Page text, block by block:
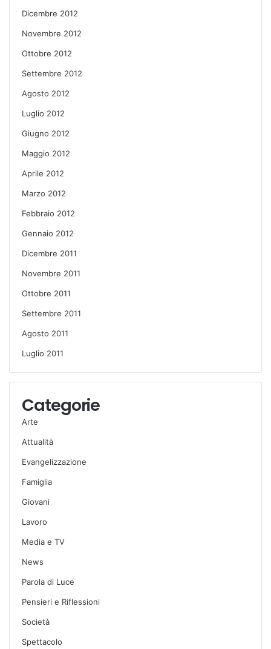
Dicembre 2012
Novembre 2012
Ottobre 2012
Settembre 2012
Agosto 2012
Luglio 2012
Giugno 2012
Maggio 2012
Aprile 2012
Marzo 2012
Febbraio 2012
Gennaio 2012
Dicembre 2011
Novembre 2011
Ottobre 2011
Settembre 2011
Agosto 2011
Luglio 2011
Categorie
Arte
Attualità
Evangelizzazione
Famiglia
Giovani
Lavoro
Media e TV
News
Parola di Luce
Pensieri e Riflessioni
Società
Spettacolo